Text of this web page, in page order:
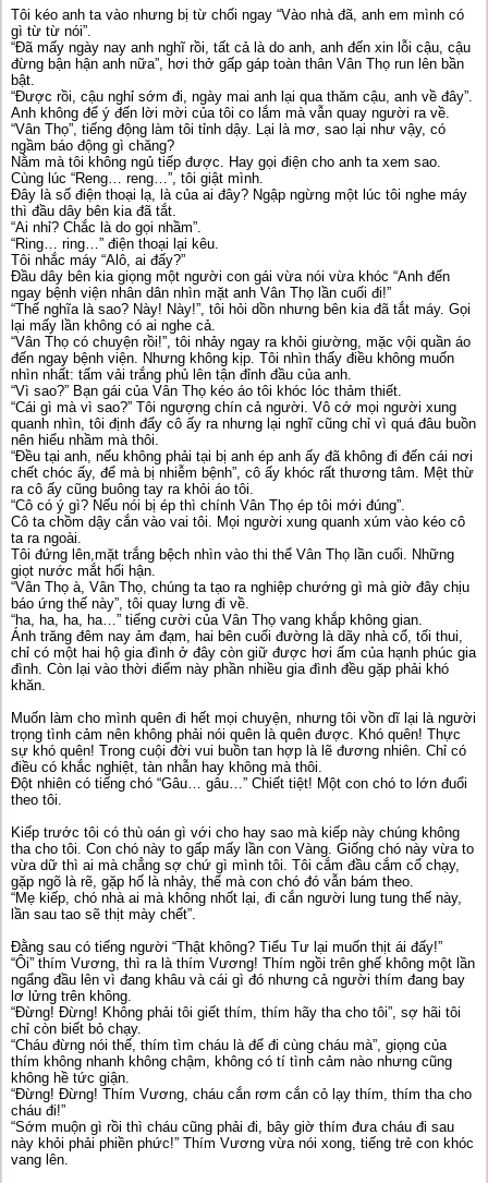
Tôi kéo anh ta vào nhưng bị từ chối ngay “Vào nhà đã, anh em mình có
gì từ từ nói”.
“Đã mấy ngày nay anh nghĩ rồi, tất cả là do anh, anh đến xin lỗi cậu, cậu
đừng bận hận anh nữa”, hơi thở gấp gáp toàn thân Vân Thọ run lên bần
bật.
“Được rồi, cậu nghỉ sớm đi, ngày mai anh lại qua thăm cậu, anh về đây”.
Anh không để ý đến lời mời của tôi co lắm mà vẫn quay người ra về.
“Vân Thọ”, tiếng động làm tôi tỉnh dậy. Lại là mơ, sao lại như vậy, có
ngầm báo động gì chăng?
Nằm mà tôi không ngủ tiếp được. Hay gọi điện cho anh ta xem sao.
Cùng lúc “Reng… reng…”, tôi giật mình.
Đây là số điện thoại lạ, là của ai đây? Ngập ngừng một lúc tôi nghe máy
thì đầu dây bên kia đã tắt.
“Ai nhỉ? Chắc là do gọi nhầm”.
“Ring… ring…” điện thoại lại kêu.
Tôi nhắc máy “Alô, ai đấy?”
Đầu dây bên kia giọng một người con gái vừa nói vừa khóc “Anh đến
ngay bệnh viện nhân dân nhìn mặt anh Vân Thọ lần cuối đi!”
“Thế nghĩa là sao? Này! Này!”, tôi hỏi dồn nhưng bên kia đã tắt máy. Gọi
lại mấy lần không có ai nghe cả.
“Vân Thọ có chuyện rồi!”, tôi nhảy ngay ra khỏi giường, mặc vội quần áo
đến ngay bệnh viện. Nhưng không kịp. Tôi nhìn thấy điều không muốn
nhìn nhất: tấm vải trắng phủ lên tận đỉnh đầu của anh.
“Vì sao?” Bạn gái của Vân Thọ kéo áo tôi khóc lóc thảm thiết.
“Cái gì mà vì sao?” Tôi ngượng chín cả người. Vô cớ mọi người xung
quanh nhìn, tôi định đẩy cô ấy ra nhưng lại nghĩ cũng chỉ vì quá đâu buồn
nên hiểu nhầm mà thôi.
“Đều tại anh, nếu không phải tại bị anh ép anh ấy đã không đi đến cái nơi
chết chóc ấy, để mà bị nhiễm bệnh”, cô ấy khóc rất thương tâm. Mệt thừ
ra cô ấy cũng buông tay ra khỏi áo tôi.
“Cô có ý gì? Nếu nói bị ép thì chính Vân Thọ ép tôi mới đúng”.
Cô ta chồm dậy cắn vào vai tôi. Mọi người xung quanh xúm vào kéo cô
ta ra ngoài.
Tôi đứng lên,mặt trắng bệch nhìn vào thi thể Vân Thọ lần cuối. Những
giọt nước mắt hối hận.
“Vân Thọ à, Vân Thọ, chúng ta tạo ra nghiệp chướng gì mà giờ đây chịu
báo ứng thế này”, tôi quay lưng đi về.
“ha, ha, ha, ha…” tiếng cười của Vân Thọ vang khắp không gian.
Ánh trăng đêm nay ảm đạm, hai bên cuối đường là dãy nhà cổ, tối thui,
chỉ có một hai hộ gia đình ở đây còn giữ được hơi ấm của hạnh phúc gia
đình. Còn lại vào thời điểm này phần nhiều gia đình đều gặp phải khó
khăn.
Muốn làm cho mình quên đi hết mọi chuyện, nhưng tôi vồn dĩ lại là người
trọng tình cảm nên không phải nói quên là quên được. Khó quên! Thực
sự khó quên! Trong cuội đời vui buồn tan hợp là lẽ đương nhiên. Chỉ có
điều có khắc nghiệt, tàn nhẫn hay không mà thôi.
Đột nhiên có tiếng chó “Gâu… gâu…” Chiết tiệt! Một con chó to lớn đuổi
theo tôi.
Kiếp trước tôi có thù oán gì với cho hay sao mà kiếp này chúng không
tha cho tôi. Con chó này to gấp mấy lần con Vàng. Giống chó này vừa to
vừa dữ thì ai mà chẳng sợ chứ gì mình tôi. Tôi cắm đầu cắm cổ chạy,
gặp ngõ là rẽ, gặp hố là nhảy, thế mà con chó đó vẫn bám theo.
“Mẹ kiếp, chó nhà ai mà không nhốt lại, đi cắn người lung tung thế này,
lần sau tao sẽ thịt mày chết”.
Đằng sau có tiếng người “Thật không? Tiểu Tư lại muốn thịt ái đấy!”
“Ôi” thím Vương, thì ra là thím Vương! Thím ngồi trên ghế không một lần
ngẩng đầu lên vì đang khâu và cái gì đó nhưng cả người thím đang bay
lơ lửng trên không.
“Đừng! Đừng! Không phải tôi giết thím, thím hãy tha cho tôi”, sợ hãi tôi
chỉ còn biết bỏ chạy.
“Cháu đừng nói thế, thím tìm cháu là để đi cùng cháu mà”, giọng của
thím không nhanh không chậm, không có tí tình cảm nào nhưng cũng
không hề tức giận.
“Đừng! Đừng! Thím Vương, cháu cắn rơm cắn cỏ lạy thím, thím tha cho
cháu đi!”
“Sớm muộn gì rồi thì cháu cũng phải đi, bây giờ thím đưa cháu đi sau
này khỏi phải phiền phức!” Thím Vương vừa nói xong, tiếng trẻ con khóc
vang lên.